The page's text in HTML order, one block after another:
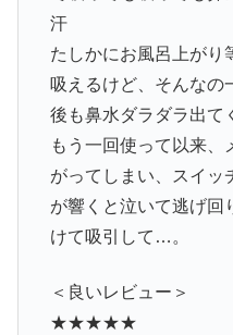
汗
たしかにお風呂上がり
吸えるけど、そんなの
後も鼻水ダラダラ出て
もう一回使って以来、
がってしまい、スイッ
が響くと泣いて逃げ回
けて吸引して…。
＜良いレビュー＞
★★★★★